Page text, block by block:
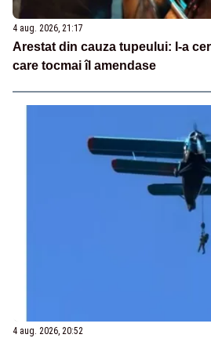
4 aug. 2026, 21:17
Arestat din cauza tupeului: I-a
care tocmai îl amendase
4 aug. 2026, 20:52